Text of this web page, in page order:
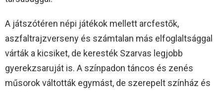
A játszótéren népi játékok mellett arcfestők,
aszfaltrajzverseny és számtalan más elfoglaltsággal
várták a kicsiket, de keresték Szarvas legjobb
gyerekzsaruját is. A színpadon táncos és zenés
műsorok váltották egymást, de szerepelt színház és